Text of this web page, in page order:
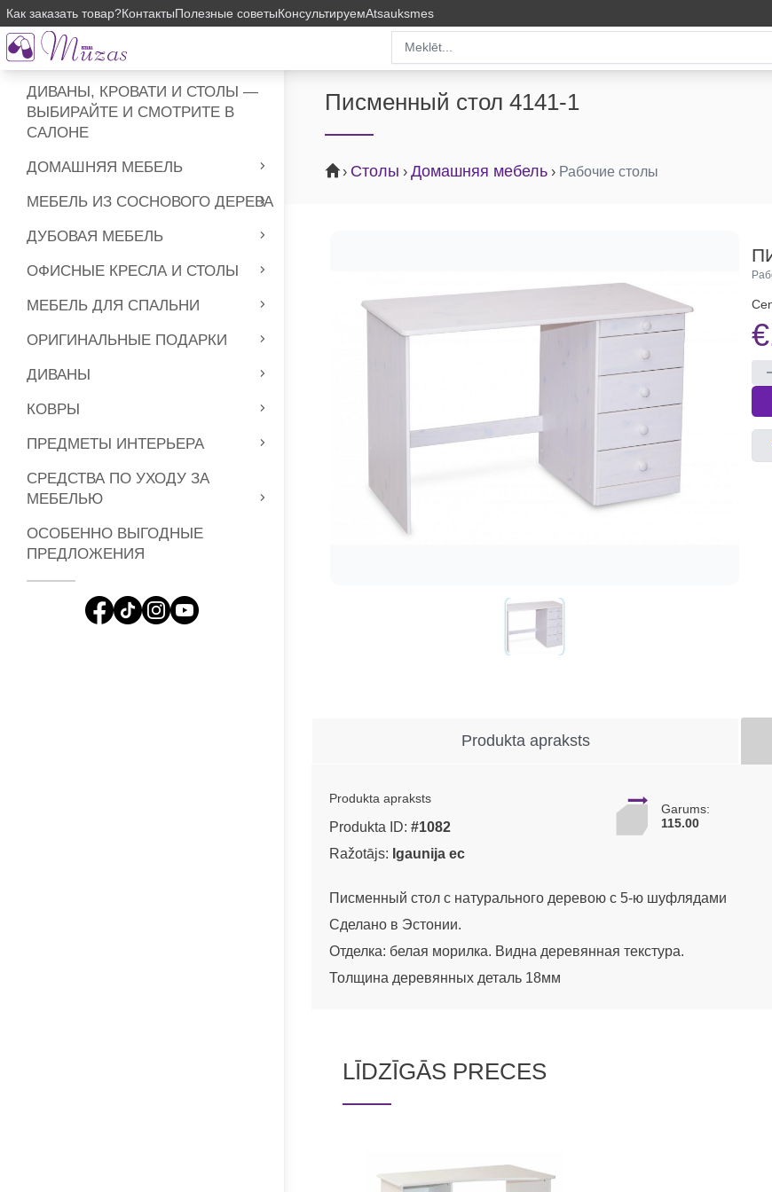
ДИВАНЫ, КРОВАТИ И СТОЛЫ —
ВЫБИРАЙТЕ И СМОТРИТЕ В
САЛОНЕ
ДОМАШНЯЯ МЕБЕЛЬ
МЕБЕЛЬ ИЗ СОСНОВОГО ДЕРЕВА
ДУБОВАЯ МЕБЕЛЬ
ОФИСНЫЕ КРЕСЛА И СТОЛЫ
МЕБЕЛЬ ДЛЯ СПАЛЬНИ
ОРИГИНАЛЬНЫЕ ПОДАРКИ
ДИВАНЫ
КОВРЫ
ПРЕДМЕТЫ ИНТЕРЬЕРА
СРЕДСТВА ПО УХОДУ ЗА
МЕБЕЛЬЮ
ОСОБЕННО ВЫГОДНЫЕ
ПРЕДЛОЖЕНИЯ
Как заказать товар?КонтактыПолезные советыКонсультируемAtsauksmes
Писменный стол 4141-1
› Столы › Домашняя мебель › Рабочие столы
Produkta apraksts
Produkta apraksts
Produkta ID: #1082
Ražotājs: Igaunija ec
Garums:
115.00
Писменный стол с натурального деревою с 5-ю шуфлядами
Сделано в Эстонии.
Отделка: белая морилка. Видна деревянная текстура.
Толщина деревянных деталь 18мм
LĪDZĪGĀS PRECES